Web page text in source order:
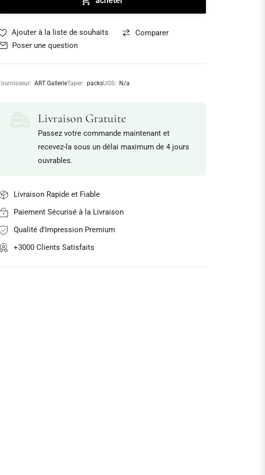
Ajouter à la liste de souhaits
Comparer
Poser une question
ART GallerieTaper: packsUGS: N/a
Livraison Gratuite
Passez votre commande maintenant et
recevez-la sous un délai maximum de 4 jours
ouvrables.
Livraison Rapide et Fiable
Paiement Sécurisé à la Livraison
Qualité d'Impression Premium
+3000 Clients Satisfaits